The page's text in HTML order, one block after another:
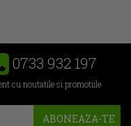
0733 932 197
cu noutatile si promotiile
ABONEAZA-TE